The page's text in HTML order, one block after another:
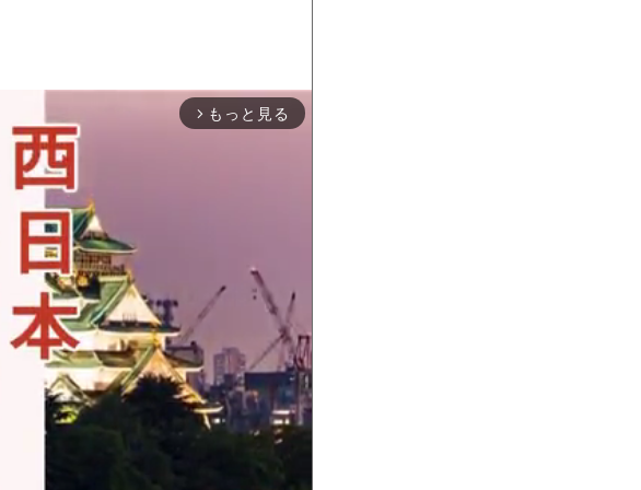
arrow_forward_ios もっと見る